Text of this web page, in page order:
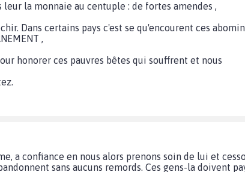
la monnaie au centuple : de fortes amendes ,
Dans certains pays c'est se qu'encourent ces
,
honorer ces pauvres bêtes qui souffrent et nous
a confiance en nous alors prenons soin de lui et
sans aucuns remords. Ces gens-la doivent